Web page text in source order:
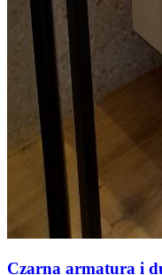
Czarna armatura i